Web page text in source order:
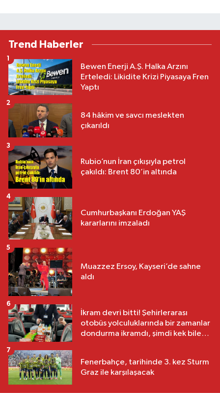
Trend Haberler
Bewen Enerji A.Ş. Halka Arzını
Erteledi: Likidite Krizi Piyasaya Fren
Yaptı
1
84 hâkim ve savcı meslekten
çıkarıldı
2
Rubio’nun İran çıkışıyla petrol
çakıldı: Brent 80’in altında
3
Cumhurbaşkanı Erdoğan YAŞ
kararlarını imzaladı
4
Muazzez Ersoy, Kayseri’de sahne
aldı
5
İkram devri bitti! Şehirlerarası
otobüs yolculuklarında bir zamanlar
dondurma ikramdı, şimdi kek bile
6
Fenerbahçe, tarihinde 3. kez Sturm
Graz ile karşılaşacak
7